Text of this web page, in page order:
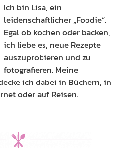
Ich bin Lisa, ein
leidenschaftlicher „Foodie“.
Egal ob kochen oder backen,
ich liebe es, neue Rezepte
auszuprobieren und zu
fotografieren. Meine
ich dabei in Büchern, in
oder auf Reisen.